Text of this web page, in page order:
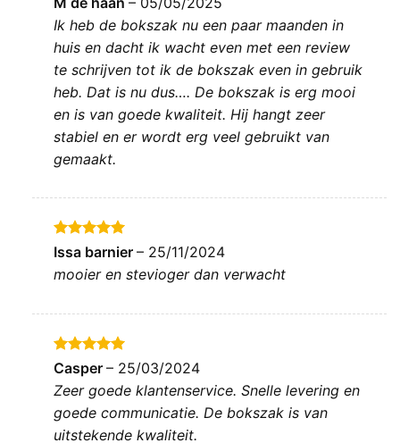
uit 5
Ik heb de bokszak nu een paar maanden in
huis en dacht ik wacht even met een review
te schrijven tot ik de bokszak even in gebruik
heb. Dat is nu dus…. De bokszak is erg mooi
en is van goede kwaliteit. Hij hangt zeer
stabiel en er wordt erg veel gebruikt van
gemaakt.
Gewaardeerd
uit 5
Issa barnier – 25/11/2024
mooier en stevioger dan verwacht
Gewaardeerd
5uit 5
Casper – 25/03/2024
Zeer goede klantenservice. Snelle levering en
goede communicatie. De bokszak is van
uitstekende kwaliteit.